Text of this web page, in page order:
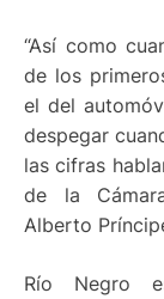
“Así como
de los
el del
despegar
las cifras
de la
Alberto
Río Negro